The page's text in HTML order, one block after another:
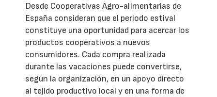
Desde Cooperativas Agro-alimentarias de
España consideran que el periodo estival
constituye una oportunidad para acercar los
productos cooperativos a nuevos
consumidores. Cada compra realizada
durante las vacaciones puede convertirse,
según la organización, en un apoyo directo
al tejido productivo local y en una forma de